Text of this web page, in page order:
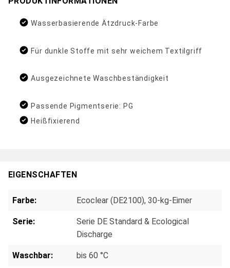
Wasserbasierende Ätzdruck-Farbe
Für dunkle Stoffe mit sehr weichem Textilgriff
Ausgezeichnete Waschbeständigkeit
Passende Pigmentserie: PG
Heißfixierend
EIGENSCHAFTEN
Farbe: Ecoclear (DE2100), 30-kg-Eimer
Serie:
Serie DE Standard & Ecological
Discharge
Waschbar: bis 60 °C